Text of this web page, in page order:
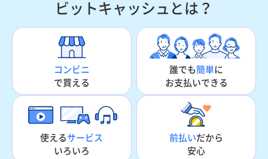
ビットキャッシュとは？
コンビニ
で買える
誰でも簡単に
お支払いできる
使える サービス
いろいろ
前払いだから
安心